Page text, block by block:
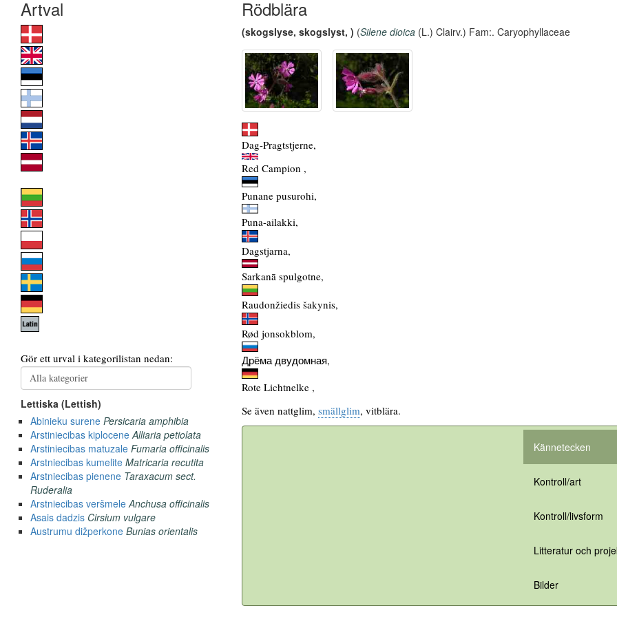
Rödblära
(skogslyse, skogslyst, ) (Silene dioica (L.) Clairv.) Fam:. Caryophyllaceae
Dag-Pragtstjerne,
Red Campion ,
Punane pusurohi,
Puna-ailakki,
Dagstjarna,
Sarkanā spulgotne,
Raudonžiedis šakynis,
Rød jonsokblom,
Дрёма двудомная,
Rote Lichtnelke ,
Se även nattglim, smällglim, vitblära.
Kännetecken
Kontroll/art
Kontroll/livsform
Litteratur och
Bilder